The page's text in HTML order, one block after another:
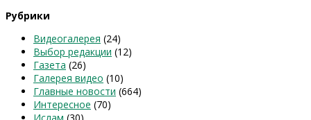
Рубрики
Видеогалерея (24)
Выбор редакции (12)
Газета (26)
Галерея видео (10)
Главные новости (664)
Интересное (70)